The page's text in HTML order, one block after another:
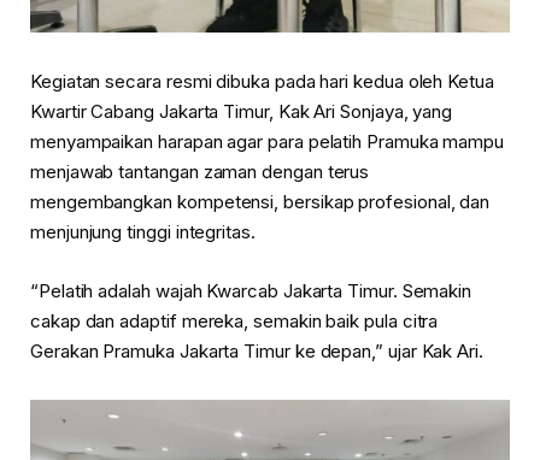
Kegiatan secara resmi dibuka pada hari kedua oleh Ketua
Kwartir Cabang Jakarta Timur, Kak Ari Sonjaya, yang
menyampaikan harapan agar para pelatih Pramuka mampu
menjawab tantangan zaman dengan terus
mengembangkan kompetensi, bersikap profesional, dan
menjunjung tinggi integritas.
“Pelatih adalah wajah Kwarcab Jakarta Timur. Semakin
cakap dan adaptif mereka, semakin baik pula citra
Gerakan Pramuka Jakarta Timur ke depan,” ujar Kak Ari.